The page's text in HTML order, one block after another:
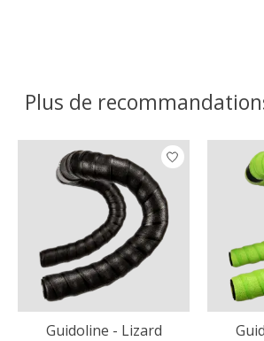
Plus de
Articles du carrousel de produits
Guidoline - Lizard